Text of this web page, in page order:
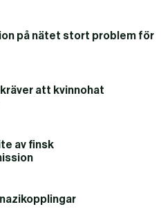
på nätet stort problem för
att kvinnohat
av finsk